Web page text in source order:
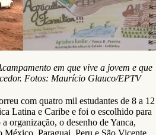
em que vive a jovem e que
Fotos: Maurício Glauco/EPTV
com quatro mil estudantes de 8 a 12
Latina e Caribe e foi o escolhido para
organização, o desenho de Yanca,
México, Paraguai, Peru e São Vicente,